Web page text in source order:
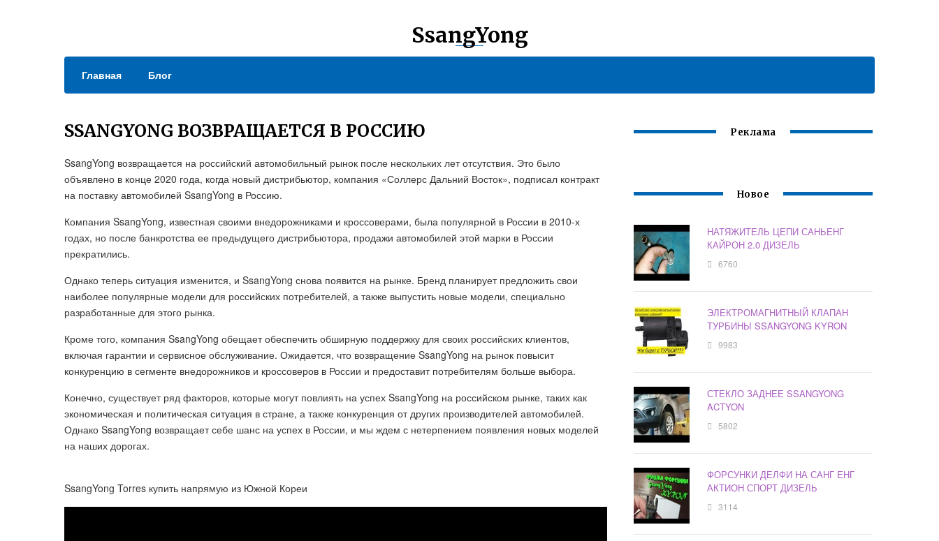
SsangYong
Главная Блог
SSANGYONG ВОЗВРАЩАЕТСЯ В РОССИЮ
SsangYong возвращается на российский автомобильный рынок после нескольких лет отсутствия. Это было
объявлено в конце 2020 года, когда новый дистрибьютор, компания «Соллерс Дальний Восток», подписал контракт
на поставку автомобилей SsangYong в Россию.
Компания SsangYong, известная своими внедорожниками и кроссоверами, была популярной в России в 2010-х
годах, но после банкротства ее предыдущего дистрибьютора, продажи автомобилей этой марки в России
прекратились.
Однако теперь ситуация изменится, и SsangYong снова появится на рынке. Бренд планирует предложить свои
наиболее популярные модели для российских потребителей, а также выпустить новые модели, специально
разработанные для этого рынка.
Кроме того, компания SsangYong обещает обеспечить обширную поддержку для своих российских клиентов,
включая гарантии и сервисное обслуживание. Ожидается, что возвращение SsangYong на рынок повысит
конкуренцию в сегменте внедорожников и кроссоверов в России и предоставит потребителям больше выбора.
Конечно, существует ряд факторов, которые могут повлиять на успех SsangYong на российском рынке, таких как
экономическая и политическая ситуация в стране, а также конкуренция от других производителей автомобилей.
Однако SsangYong возвращает себе шанс на успех в России, и мы ждем с нетерпением появления новых моделей
на наших дорогах.
SsangYong Torres купить напрямую из Южной Кореи
Реклама
Новое
НАТЯЖИТЕЛЬ ЦЕПИ САНЬЕНГ
КАЙРОН 2.0 ДИЗЕЛЬ
6760
ЭЛЕКТРОМАГНИТНЫЙ КЛАПАН
ТУРБИНЫ SSANGYONG KYRON
9983
СТЕКЛО ЗАДНЕЕ SSANGYONG
ACTYON
5802
ФОРСУНКИ ДЕЛФИ НА САНГ ЕНГ
АКТИОН СПОРТ ДИЗЕЛЬ
3114